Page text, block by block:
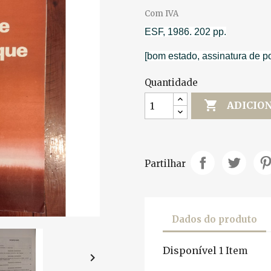

Com IVA
ESF, 1986. 202 pp.
[bom estado, assinatura de
Quantidade

Partilhar
Dados do produto
Disponível 1 Item